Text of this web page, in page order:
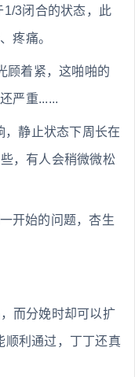
3闭合的状态，此
疼痛。
顾着紧，这啪啪的
严重......
，静止状态下周长在
，有人会稍微微松
开始的问题，杏生
而分娩时却可以扩
顺利通过，丁丁还真